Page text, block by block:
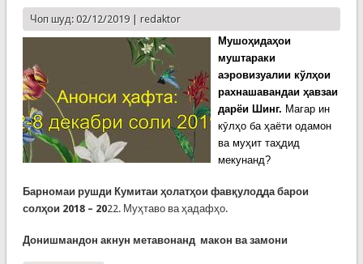
Чоп шуд: 02/12/2019 | redaktor
Мушоҳидаҳои
муштараки
аэровизуалии кўлҳои
рахнашавандаи ҳавзаи
дарёи Шинг. Магар ин
кӯлҳо ба ҳаёти одамон
ва муҳит таҳдид
мекунанд?
Барномаи рушди Кумитаи ҳолатҳои фавқулодда барои
солҳои 2018 – 2022. Муҳтаво ва ҳадафҳо.
Донишмандон акнун метавонанд макон ва замони